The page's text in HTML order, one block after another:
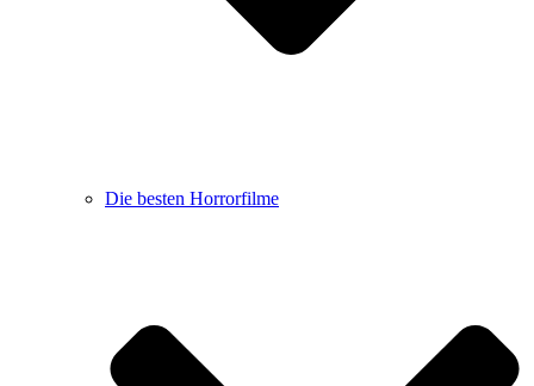
Die besten Horrorfilme